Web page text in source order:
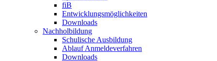
fiB
Entwicklungsmöglichkeiten
Downloads
Nachholbildung
Schulische Ausbildung
Ablauf Anmeldeverfahren
Downloads